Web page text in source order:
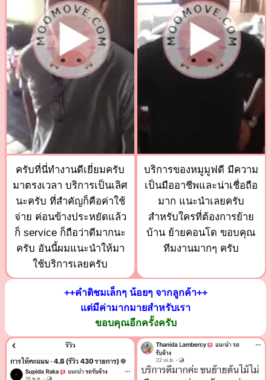
ครับที่นี่ทำงานดีเยี่ยมครับ
มาตรงเวลา บริการเป็นเลิศ
นะครับ ที่สำคัญก็คือค่าใช้
จ่าย ค่อนข้างประหยัดแล้ว
ก็ service ก็ถือว่าดีมากนะ
ครับ อันนี้ผมแนะนำให้มา
ใช้บริการเลยครับ
บริการของหมูมูฟดี มีความ
เป็นมืออาชีพและน่าเชื่อถือ
มาก แนะนำเลยครับ
สำหรับใครที่ต้องการย้าย
บ้าน ย้ายคอนโด ขอบคุณ
ทีมงานมากๆ ครับ
++คำติชมเล็กๆ น้อยๆ จากลูกค้า++
แต่มีค่ามากมายสำหรับเรา
ขอบคุณอีกครั้งครับ